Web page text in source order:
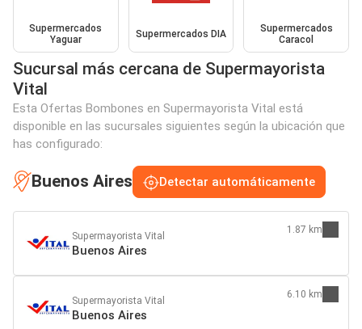
Supermercados
Yaguar
Supermercados DIA
Supermercados
Caracol
Sucursal más cercana de Supermayorista
Vital
Esta Ofertas Bombones en Supermayorista Vital está
disponible en las sucursales siguientes según la ubicación que
has configurado:
Buenos Aires Detectar automáticamente
Supermayorista Vital
Buenos Aires
1.87 km
Supermayorista Vital
Buenos Aires
6.10 km